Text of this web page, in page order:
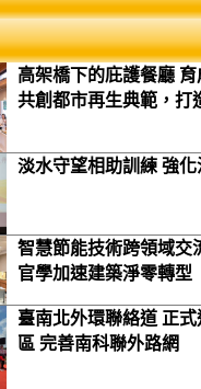
高架橋下的庇護餐廳
共創都市再生典範，打
淡水守望相助訓練 強
智慧節能技術跨領域交
官學加速建築淨零轉型
臺南北外環聯絡道 正
區 完善南科聯外路網